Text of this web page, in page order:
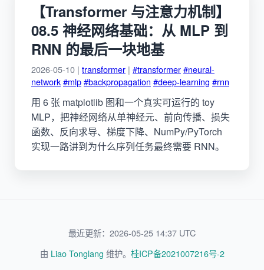
【Transformer 与注意力机制】
08.5 神经网络基础：从 MLP 到
RNN 的最后一块地基
2026-05-10 | transformer | #transformer#neural-
network#mlp#backpropagation #deep-learning #rnn
用 6 张 matplotlib 图和一个真实可运行的 toy
MLP，把神经网络从单神经元、前向传播、损失
函数、反向求导、梯度下降、NumPy/PyTorch
实现一路讲到为什么序列任务最终需要 RNN。
最近更新：2026-05-25 14:37 UTC
由 Liao Tonglang 维护。 桂ICP备2021007216号-2